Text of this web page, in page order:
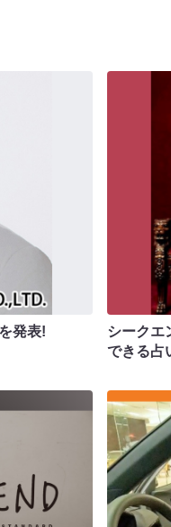
発表!
シークエ
できる占